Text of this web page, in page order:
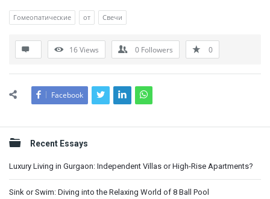
Гомеопатические от Свечи
16Views 0 Followers 0
Facebook
Sidebar
Recent Essays
Luxury Living in Gurgaon: Independent Villas or High-Rise Apartments?
Sink or Swim: Diving into the Relaxing World of 8 Ball Pool